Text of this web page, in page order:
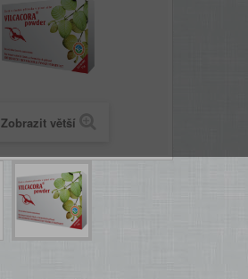
Zobrazit větší